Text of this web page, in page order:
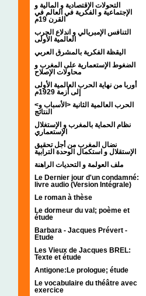
التحولات الإقتصادية و المالية و
الإجتماعية و الفكرية في العالم في
القرن 19م
التنافس الإمبريالي و اندلاع الحرب
العالمية الأولى
اليقظة الفكرية بالمشرق العربي
الضغوط الإستعمارية على المغرب و
محاولات الإصلاح
أوربا من نهاية الحرب العالمية الأولى
إلى أزمة 1929م
<الحرب العالمية الثانية <الأسباب و
النتائج
نظام الحماية بالمغرب و الإستغلال
الإستعماري
نضال المغرب من أجل تحقيق
الإستقلال و استكمال الوحدة الترابية
ملف العولمة و التحديات الراهنة
Le Dernier jour d'un condamné:
livre audio (Version Intégrale)
Le roman à thèse
Le dormeur du val; poème et
étude
Barbara - Jacques Prévert -
Etude
Les Vieux de Jacques BREL:
Texte et étude
Antigone:Le prologue; étude
Le vocabulaire du théâtre avec
exercice